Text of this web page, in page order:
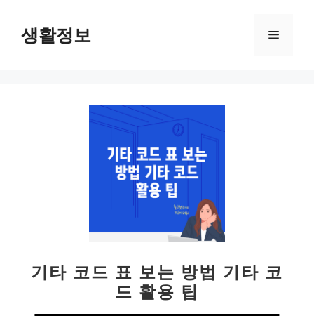
생활정보 메
기타 코드 표 보는 방법 기타 코
드 활용 팁